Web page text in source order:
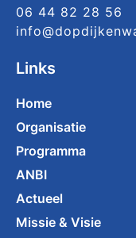
06 44 82 28 56
Links
Home
Organisatie
Programma
ANBI
Actueel
Missie & Visie